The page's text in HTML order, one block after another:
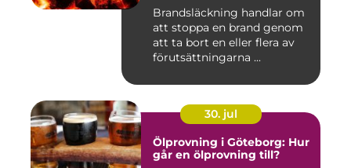
Brandsläckning handlar om
att stoppa en brand genom
att ta bort en eller flera av
förutsättningarna ...
30. jul
Ölprovning i Göteborg: Hur
går en ölprovning till?